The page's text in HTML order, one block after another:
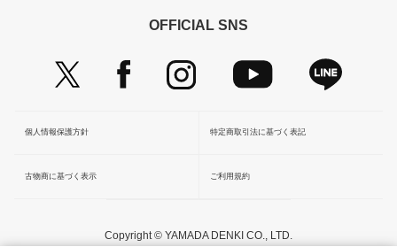
OFFICIAL SNS
個人情報保護方針 特定商取引法に基づく表記
古物商に基づく表示 ご利用規約
Copyright © YAMADA DENKI CO., LTD.